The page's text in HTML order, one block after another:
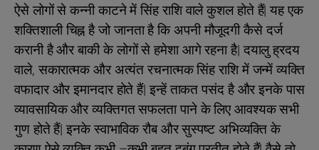
ऐसे लोगों से कन्नी काटने में सिंह राशि वाले कुशल होते हैं| यह एक
शक्तिशाली चिह्न है जो जानता है कि अपनी मौजूदगी कैसे दर्ज
करानी है और बाकी के लोगों से हमेशा आगे रहना है| दयालु ह्रदय
वाले, सकारात्मक और अत्यंत रचनात्मक सिंह राशि में जन्में व्यक्ति
वफादार और इमानदार होते हैं| इन्हें ताकत पसंद है और इनके पास
व्यावसायिक और व्यक्तिगत सफलता पाने के लिए आवश्यक सभी
गुण होते हैं| इनके स्वाभाविक रौब और सुस्पष्ट अभिव्यक्ति के